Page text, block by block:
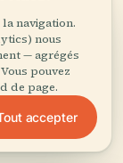
navigation.
nous
— agrégés
pouvez
de page.
accepter